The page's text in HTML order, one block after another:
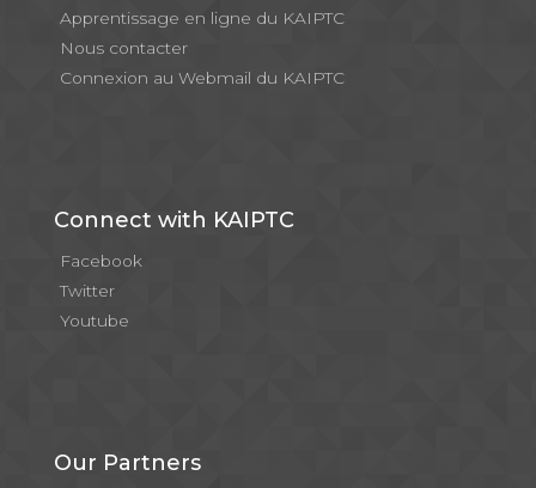
Apprentissage en ligne du KAIPTC
Nous contacter
Connexion au Webmail du KAIPTC
Connect with KAIPTC
Facebook
Twitter
Youtube
Our Partners